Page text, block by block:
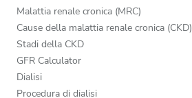
Malattia renale cronica (MRC)
Cause della malattia renale cronica (CKD)
Stadi della CKD
GFR Calculator
Dialisi
Procedura di dialisi